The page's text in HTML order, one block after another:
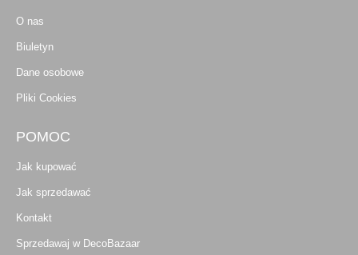
O nas
Biuletyn
Dane osobowe
Pliki Cookies
POMOC
Jak kupować
Jak sprzedawać
Kontakt
Sprzedawaj w DecoBazaar